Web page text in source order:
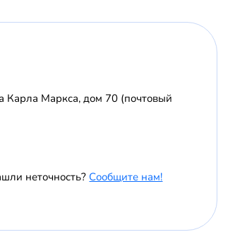
Карла Маркса, дом 70 (почтовый
неточность? Сообщите нам!